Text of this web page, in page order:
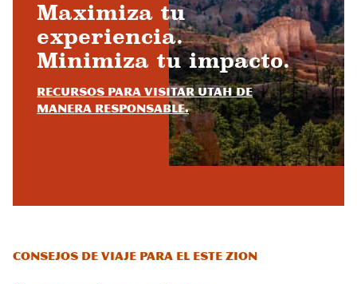
Maximiza tu
experiencia.
Minimiza tu impacto.
Recursos para visitar Utah de
manera responsable.
Consejos de viaje para el este Zion